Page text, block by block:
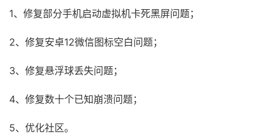
1、修复部分手机启动虚拟机卡死黑屏问题；
2、修复安卓12微信图标空白问题；
3、修复悬浮球丢失问题；
4、修复数十个已知崩溃问题；
5、优化社区。